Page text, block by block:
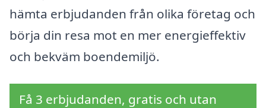
hämta erbjudanden från olika företag och
börja din resa mot en mer energieffektiv
och bekväm boendemiljö.
Få 3 erbjudanden, gratis och utan